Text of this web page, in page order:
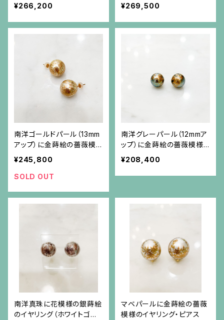
¥266,200 ¥269,500
南洋ゴールドパール（13mm
アップ）に金蒔絵の薔薇模
様のピアス（18金ポスト）
¥245,800
SOLD OUT
南洋グレーパール（12mmア
ップ）に金蒔絵の薔薇模様
のピアス（18金ポスト）
¥208,400
南洋真珠に花模様の銀蒔絵
のイヤリング（ホワイトゴー
マベパールに金蒔絵の薔薇
模様のイヤリング・ピアス